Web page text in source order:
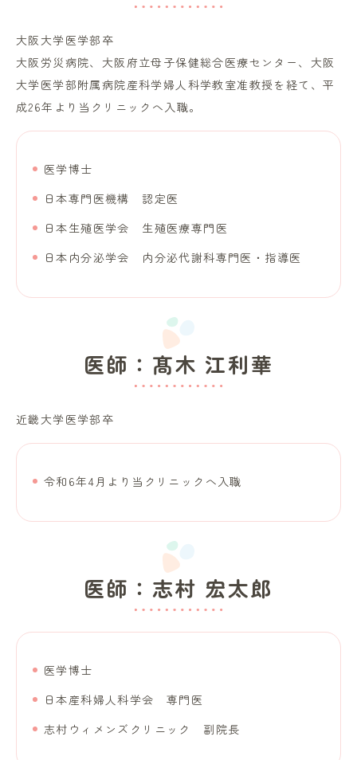
大阪大学医学部卒
大阪労災病院、大阪府立母子保健総合医療センター、大阪
大学医学部附属病院産科学婦人科学教室准教授を経て、平
成26年より当クリニックへ入職。
医学博士
日本専門医機構 認定医
日本生殖医学会 生殖医療専門医
日本内分泌学会 内分泌代謝科専門医・指導医
医師：髙木 江利華
近畿大学医学部卒
令和6年4月より当クリニックへ入職
医師：志村 宏太郎
医学博士
日本産科婦人科学会 専門医
志村ウィメンズクリニック 副院長